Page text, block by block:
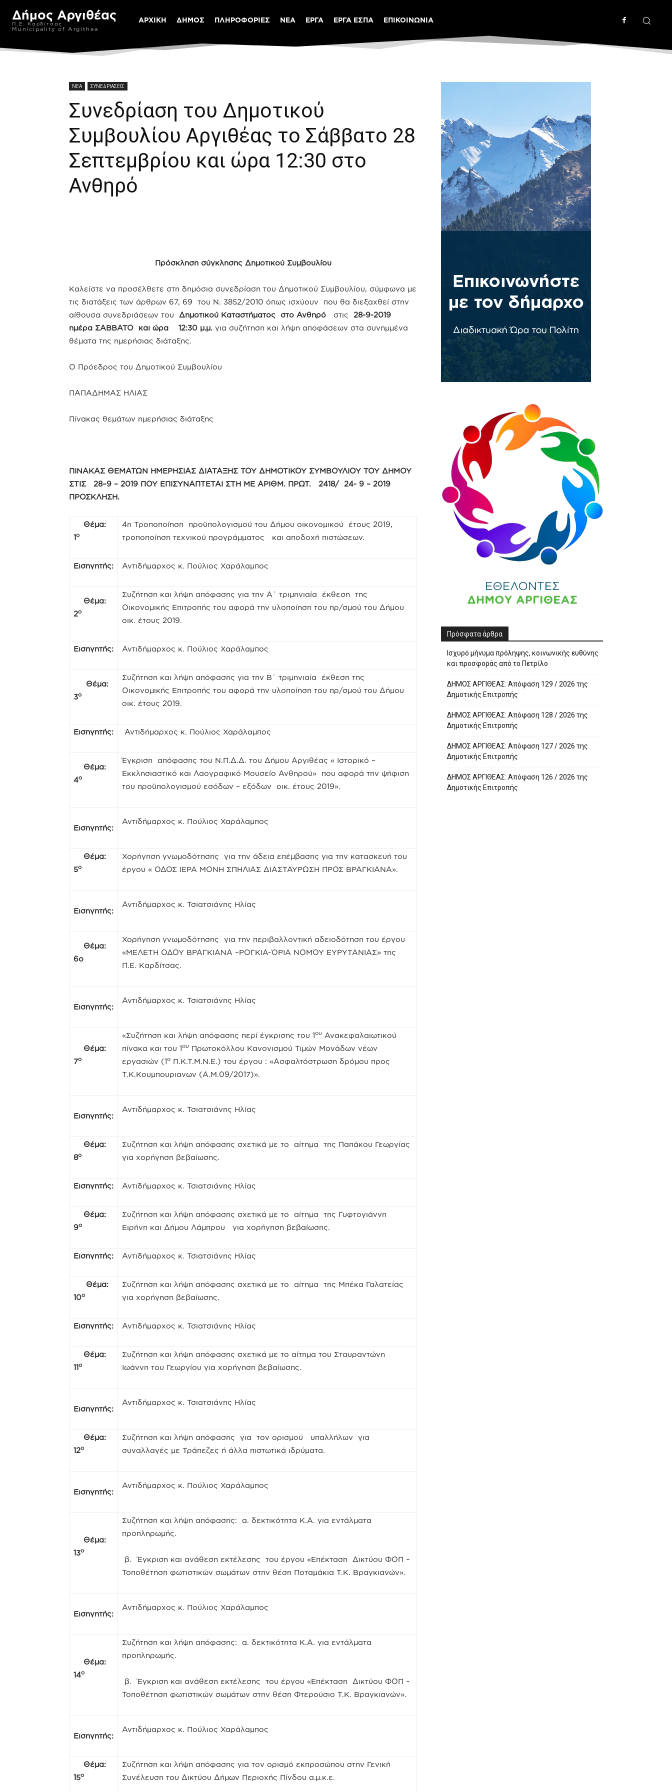
Δήμος Αργιθέας
Π.Ε. Καρδίτσας
Municipality of Argithea
ΑΡΧΙΚΗ ΔΗΜΟΣ ΠΛΗΡΟΦΟΡΙΕΣ ΝΕΑ ΕΡΓΑ ΕΡΓΑ ΕΣΠΑ ΕΠΙΚΟΙΝΩΝΙΑ
ΝΕΑ ΣΥΝΕΔΡΙΑΣΕΙΣ
Συνεδρίαση του Δημοτικού
Συμβουλίου Αργιθέας το Σάββατο 28
Σεπτεμβρίου και ώρα 12:30 στο
Ανθηρό
Πρόσκληση σύγκλησης Δημοτικού Συμβουλίου
Καλείστε να προσέλθετε στη δημόσια συνεδρίαση του Δημοτικού Συμβουλίου, σύμφωνα με
τις διατάξεις των άρθρων 67, 69 του Ν. 3852/2010 όπως ισχύουν που θα διεξαχθεί στην
αίθουσα συνεδριάσεων του Δημοτικού Καταστήματος στο Ανθηρό στις 28-9-2019
ημέρα ΣΑΒΒΑΤΟ και ώρα 12:30 μ.μ. για συζήτηση και λήψη αποφάσεων στα συνημμένα
θέματα της ημερήσιας διάταξης.
Ο Πρόεδρος του Δημοτικού Συμβουλίου
ΠΑΠΑΔΗΜΑΣ ΗΛΙΑΣ
Πίνακας θεμάτων ημερήσιας διάταξης
ΠΙΝΑΚΑΣ ΘΕΜΑΤΩΝ ΗΜΕΡΗΣΙΑΣ ΔΙΑΤΑΞΗΣ ΤΟΥ ΔΗΜΟΤΙΚΟΥ ΣΥΜΒΟΥΛΙΟΥ ΤΟΥ ΔΗΜΟΥ
ΣΤΙΣ 28–9 – 2019 ΠΟΥ ΕΠΙΣΥΝΑΠΤΕΤΑΙ ΣΤΗ ΜΕ ΑΡΙΘΜ. ΠΡΩΤ. 2418/ 24- 9 – 2019
ΠΡΟΣΚΛΗΣΗ.
Θέμα:
1ο
4η Τροποποίηση προϋπολογισμού του Δήμου οικονομικού έτους 2019,
τροποποίηση τεχνικού προγράμματος και αποδοχή πιστώσεων.
Εισηγητής: Αντιδήμαρχος κ. Πούλιος Χαράλαμπος
Θέμα:
2ο
Συζήτηση και λήψη απόφασης για την Α΄ τριμηνιαία έκθεση της
Οικονομικής Επιτροπής του αφορά την υλοποίηση του πρ/σμού του Δήμου
οικ. έτους 2019.
Εισηγητής: Αντιδήμαρχος κ. Πούλιος Χαράλαμπος
Θέμα:
3ο
Συζήτηση και λήψη απόφασης για την Β΄ τριμηνιαία έκθεση της
Οικονομικής Επιτροπής του αφορά την υλοποίηση του πρ/σμού του Δήμου
οικ. έτους 2019.
Εισηγητής: Αντιδήμαρχος κ. Πούλιος Χαράλαμπος
Θέμα:
4ο
Έγκριση απόφασης του Ν.Π.Δ.Δ. του Δήμου Αργιθέας « Ιστορικό –
Εκκλησιαστικό και Λαογραφικό Μουσείο Ανθηρού» που αφορά την ψήφιση
του προϋπολογισμού εσόδων – εξόδων οικ. έτους 2019».
Εισηγητής:
Αντιδήμαρχος κ. Πούλιος Χαράλαμπος
Θέμα:
5ο
Χορήγηση γνωμοδότησης για την άδεια επέμβασης για την κατασκευή του
έργου « ΟΔΟΣ ΙΕΡΑ ΜΟΝΗ ΣΠΗΛΙΑΣ ΔΙΑΣΤΑΥΡΩΣΗ ΠΡΟΣ ΒΡΑΓΚΙΑΝΑ».
Εισηγητής:
Αντιδήμαρχος κ. Τσιατσιάνης Ηλίας
Θέμα:
6ο
Χορήγηση γνωμοδότησης για την περιβαλλοντική αδειοδότηση του έργου
«ΜΕΛΕΤΗ ΟΔΟΥ ΒΡΑΓΚΙΑΝΑ –ΡΟΓΚΙΑ-ΌΡΙΑ ΝΟΜΟΥ ΕΥΡΥΤΑΝΙΑΣ» της
Π.Ε. Καρδίτσας.
Εισηγητής:
Αντιδήμαρχος κ. Τσιατσιάνης Ηλίας
Θέμα:
7ο
«Συζήτηση και λήψη απόφασης περί έγκρισης του 1ου Ανακεφαλαιωτικού
πίνακα και του 1ου Πρωτοκόλλου Κανονισμού Τιμών Μονάδων νέων
εργασιών (1ο Π.Κ.Τ.Μ.Ν.Ε.) του έργου : «Ασφαλτόστρωση δρόμου προς
Τ.Κ.Κουμπουριανων (Α.Μ.09/2017)».
Εισηγητής:
Αντιδήμαρχος κ. Τσιατσιάνης Ηλίας
Θέμα:
8ο
Συζήτηση και λήψη απόφασης σχετικά με το αίτημα της Παπάκου Γεωργίας
για χορήγηση βεβαίωσης.
Εισηγητής: Αντιδήμαρχος κ. Τσιατσιάνης Ηλίας
Θέμα:
9ο
Συζήτηση και λήψη απόφασης σχετικά με το αίτημα της Γυφτογιάννη
Ειρήνη και Δήμου Λάμπρου για χορήγηση βεβαίωσης.
Εισηγητής: Αντιδήμαρχος κ. Τσιατσιάνης Ηλίας
Θέμα:
10ο
Συζήτηση και λήψη απόφασης σχετικά με το αίτημα της Μπέκα Γαλατείας
για χορήγηση βεβαίωσης.
Εισηγητής: Αντιδήμαρχος κ. Τσιατσιάνης Ηλίας
Θέμα:
11ο
Συζήτηση και λήψη απόφασης σχετικά με το αίτημα του Σταυραντώνη
Ιωάννη του Γεωργίου για χορήγηση βεβαίωσης.
Εισηγητής:
Αντιδήμαρχος κ. Τσιατσιάνης Ηλίας
Θέμα:
12ο
Συζήτηση και λήψη απόφασης για τον ορισμού υπαλλήλων για
συναλλαγές με Τράπεζες ή άλλα πιστωτικά ιδρύματα.
Εισηγητής:
Αντιδήμαρχος κ. Πούλιος Χαράλαμπος
Θέμα:
13ο
Συζήτηση και λήψη απόφασης: α. δεκτικότητα Κ.Α. για εντάλματα
προπληρωμής.
β. Έγκριση και ανάθεση εκτέλεσης του έργου «Επέκταση Δικτύου ΦΟΠ –
Τοποθέτηση φωτιστικών σωμάτων στην θέση Ποταμάκια Τ.Κ. Βραγκιανών».
Εισηγητής:
Αντιδήμαρχος κ. Πούλιος Χαράλαμπος
Θέμα:
14ο
Συζήτηση και λήψη απόφασης: α. δεκτικότητα Κ.Α. για εντάλματα
προπληρωμής.
β. Έγκριση και ανάθεση εκτέλεσης του έργου «Επέκταση Δικτύου ΦΟΠ –
Τοποθέτηση φωτιστικών σωμάτων στην θέση Φτερούσιο Τ.Κ. Βραγκιανών».
Εισηγητής:
Αντιδήμαρχος κ. Πούλιος Χαράλαμπος
Θέμα:
15ο
Συζήτηση και λήψη απόφασης για τον ορισμό εκπροσώπου στην Γενική
Συνέλευση του Δικτύου Δήμων Περιοχής Πίνδου α.μ.κ.ε.
Πρόσφατα άρθρα
Ισχυρό μήνυμα πρόληψης, κοινωνικής ευθύνης
και προσφοράς από το Πετρίλο
ΔΗΜΟΣ ΑΡΓΙΘΕΑΣ: Απόφαση 129 / 2026 της
Δημοτικής Επιτροπής
ΔΗΜΟΣ ΑΡΓΙΘΕΑΣ: Απόφαση 128 / 2026 της
Δημοτικής Επιτροπής
ΔΗΜΟΣ ΑΡΓΙΘΕΑΣ: Απόφαση 127 / 2026 της
Δημοτικής Επιτροπής
ΔΗΜΟΣ ΑΡΓΙΘΕΑΣ: Απόφαση 126 / 2026 της
Δημοτικής Επιτροπής